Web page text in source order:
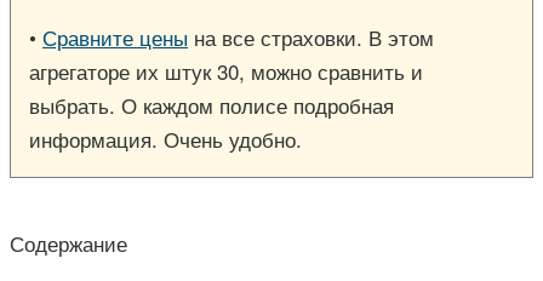
• Сравните цены на все страховки. В этом
агрегаторе их штук 30, можно сравнить и
выбрать. О каждом полисе подробная
информация. Очень удобно.
Содержание